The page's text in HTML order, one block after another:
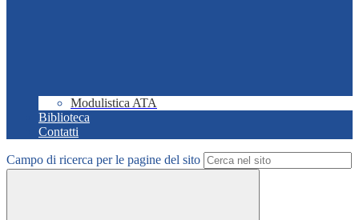
Modulistica ATA
Biblioteca
Contatti
Campo di ricerca per le pagine del sito